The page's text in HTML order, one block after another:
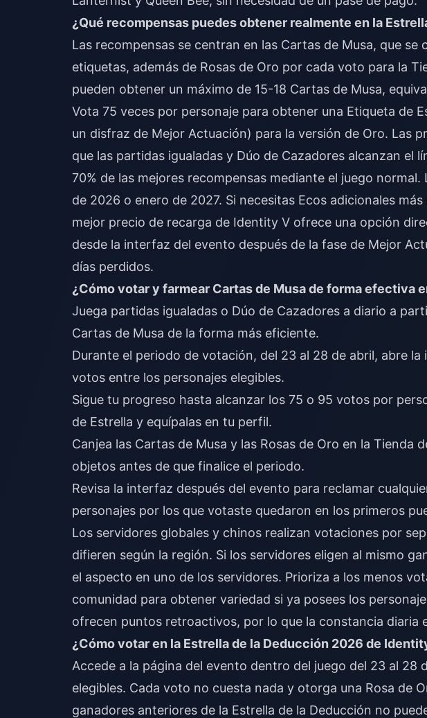
¿Qué recompensas puedes obtener realmente en la
Las recompensas se centran en las Cartas de Musa, que
etiquetas, además de Rosas de Oro por cada voto para la
pueden obtener un máximo de 15-18 Cartas de Musa,
Vota 75 veces por personaje para obtener una Etiqueta de
un disfraz de Mejor Actuación) para la versión de Oro. Las
que las partidas igualadas y Dúo de Cazadores alcanzan el
70% de las mejores recompensas mediante el juego
de 2026 o enero de 2027. Si necesitas Ecos adicionales
mejor precio de recarga de Identity V ofrece una opción
desde la interfaz del evento después de la fase de Mejor
días perdidos.
¿Cómo votar y farmear Cartas de Musa de forma efectiva
Juega partidas igualadas o Dúo de Cazadores a diario a
Cartas de Musa de la forma más eficiente.
Durante el periodo de votación, del 23 al 28 de abril, abre
votos entre los personajes elegibles.
Sigue tu progreso hasta alcanzar los 75 o 95 votos por
de Estrella y equípalas en tu perfil.
Canjea las Cartas de Musa y las Rosas de Oro en la Tienda
objetos antes de que finalice el periodo.
Revisa la interfaz después del evento para reclamar
personajes por los que votaste quedaron en los primeros
Los servidores globales y chinos realizan votaciones por
difieren según la región. Si los servidores eligen al mismo
el aspecto en uno de los servidores. Prioriza a los menos
comunidad para obtener variedad si ya posees los
ofrecen puntos retroactivos, por lo que la constancia diaria
¿Cómo votar en la Estrella de la Deducción 2026 de
Accede a la página del evento dentro del juego del 23 al 28
elegibles. Cada voto no cuesta nada y otorga una Rosa de
ganadores anteriores de la Estrella de la Deducción no